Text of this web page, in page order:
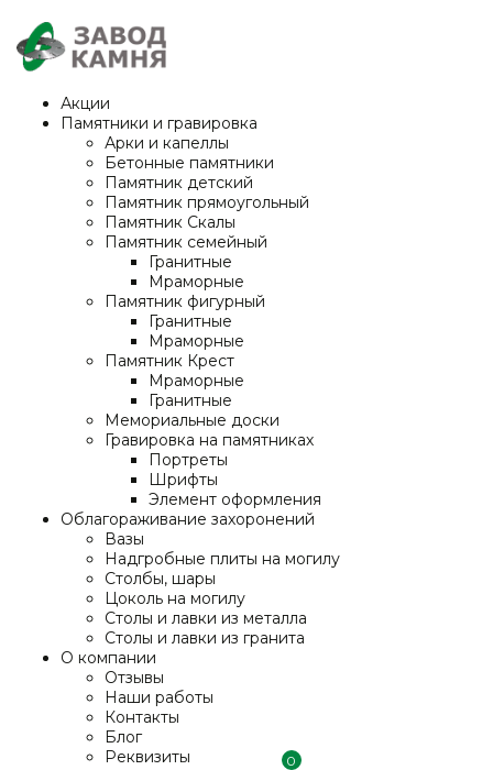
Акции
Памятники и гравировка
Арки и капеллы
Бетонные памятники
Памятник детский
Памятник прямоугольный
Памятник Скалы
Памятник семейный
Гранитные
Мраморные
Памятник фигурный
Гранитные
Мраморные
Памятник Крест
Мраморные
Гранитные
Мемориальные доски
Гравировка на памятниках
Портреты
Шрифты
Элемент оформления
Облагораживание захоронений
Вазы
Надгробные плиты на могилу
Столбы, шары
Цоколь на могилу
Столы и лавки из металла
Столы и лавки из гранита
О компании
Отзывы
Наши работы
Контакты
Блог
Реквизиты
0